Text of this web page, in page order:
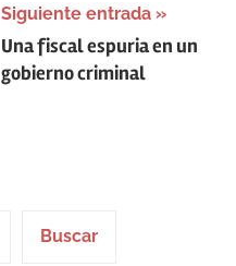
Siguiente entrada
Una fiscal espuria en un
gobierno criminal
Buscar